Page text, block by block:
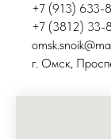
+7 (913) 633-
+7 (3812) 33-
г. Омск,